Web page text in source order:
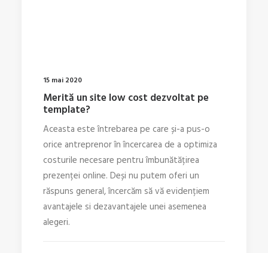
15 mai 2020
Merită un site low cost dezvoltat pe
template?
Aceasta este întrebarea pe care și-a pus-o
orice antreprenor în încercarea de a optimiza
costurile necesare pentru îmbunătățirea
prezenței online. Deși nu putem oferi un
răspuns general, încercăm să vă evidențiem
avantajele si dezavantajele unei asemenea
alegeri.